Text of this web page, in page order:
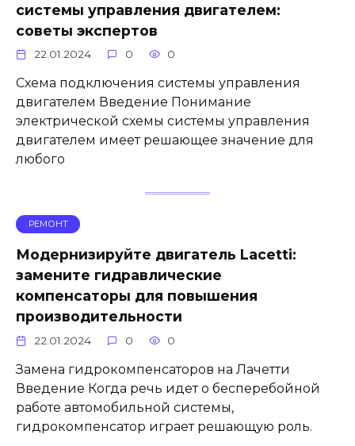
системы управления двигателем:
советы экспертов
22.01.2024 0 0
Схема подключения системы управления
двигателем Введение Понимание
электрической схемы системы управления
двигателем имеет решающее значение для
любого
РЕМОНТ
Модернизируйте двигатель Lacetti:
замените гидравлические
компенсаторы для повышения
производительности
22.01.2024 0 0
Замена гидрокомпенсаторов на Лачетти
Введение Когда речь идет о бесперебойной
работе автомобильной системы,
гидрокомпенсатор играет решающую роль.